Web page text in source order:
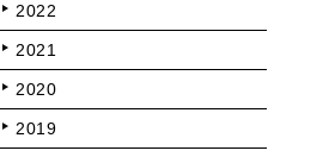
2022
2021
2020
2019